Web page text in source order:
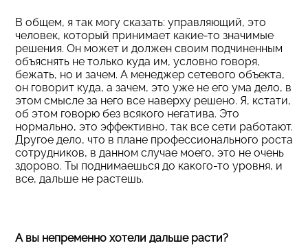
В общем, я так могу сказать: управляющий, это
человек, который принимает какие-то значимые
решения. Он может и должен своим подчиненным
объяснять не только куда им, условно говоря,
бежать, но и зачем. А менеджер сетевого объекта,
он говорит куда, а зачем, это уже не его ума дело, в
этом смысле за него все наверху решено. Я, кстати,
об этом говорю без всякого негатива. Это
нормально, это эффективно, так все сети работают.
Другое дело, что в плане профессионального роста
сотрудников, в данном случае моего, это не очень
здорово. Ты поднимаешься до какого-то уровня, и
все, дальше не растешь.
А вы непременно хотели дальше расти?